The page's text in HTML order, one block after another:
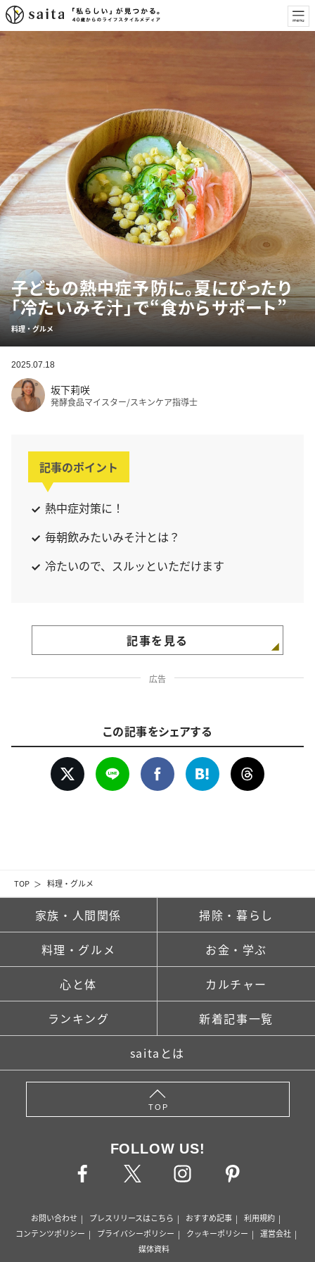
TOP 料理・グルメ
子どもの熱中症予防に。夏にぴったり
「冷たいみそ汁」で“食からサポート”
料理・グルメ
2025.07.18
坂下莉咲
発酵食品マイスター/スキンケア指導士
記事のポイント
熱中症対策に！
毎朝飲みたいみそ汁とは？
冷たいので、スルッといただけます
記事を見る
広告
この記事をシェアする
家族・人間関係 掃除・暮らし
料理・グルメ お金・学ぶ
心と体 カルチャー
ランキング 新着記事一覧
saitaとは
TOP
FOLLOW US!
お問い合わせ プレスリリースはこちら おすすめ記事
利用規約
コンテンツポリシー
プライバシーポリシー クッキーポリシー
運営会社
媒体資料